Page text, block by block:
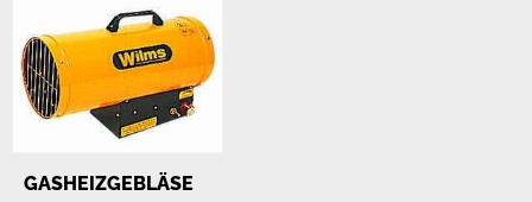
GASHEIZGEBLÄSE